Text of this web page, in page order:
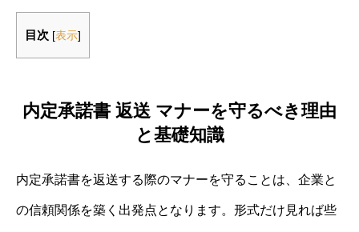
目次 [表示]
内定承諾書 返送 マナーを守るべき理由
と基礎知識
内定承諾書を返送する際のマナーを守ることは、企業と
の信頼関係を築く出発点となります。形式だけ見れば些